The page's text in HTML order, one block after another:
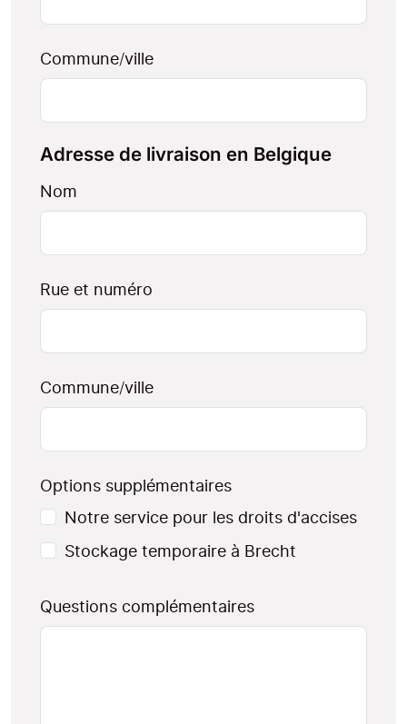
Commune/ville
Adresse de livraison en Belgique
Nom
Rue et numéro
Commune/ville
Options supplémentaires
Notre service pour les droits d'accises
Stockage temporaire à Brecht
Questions complémentaires